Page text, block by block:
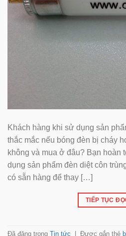
Khách hàng khi sử dụng sản
thắc mắc nếu bóng đèn bị cháy
không và mua ở đâu? Bạn hoàn
dụng sản phẩm đèn diệt côn
có sẵn hàng để thay […]
TIẾP TỤC
Đã đăng trong Tin tức Được gắn thẻ